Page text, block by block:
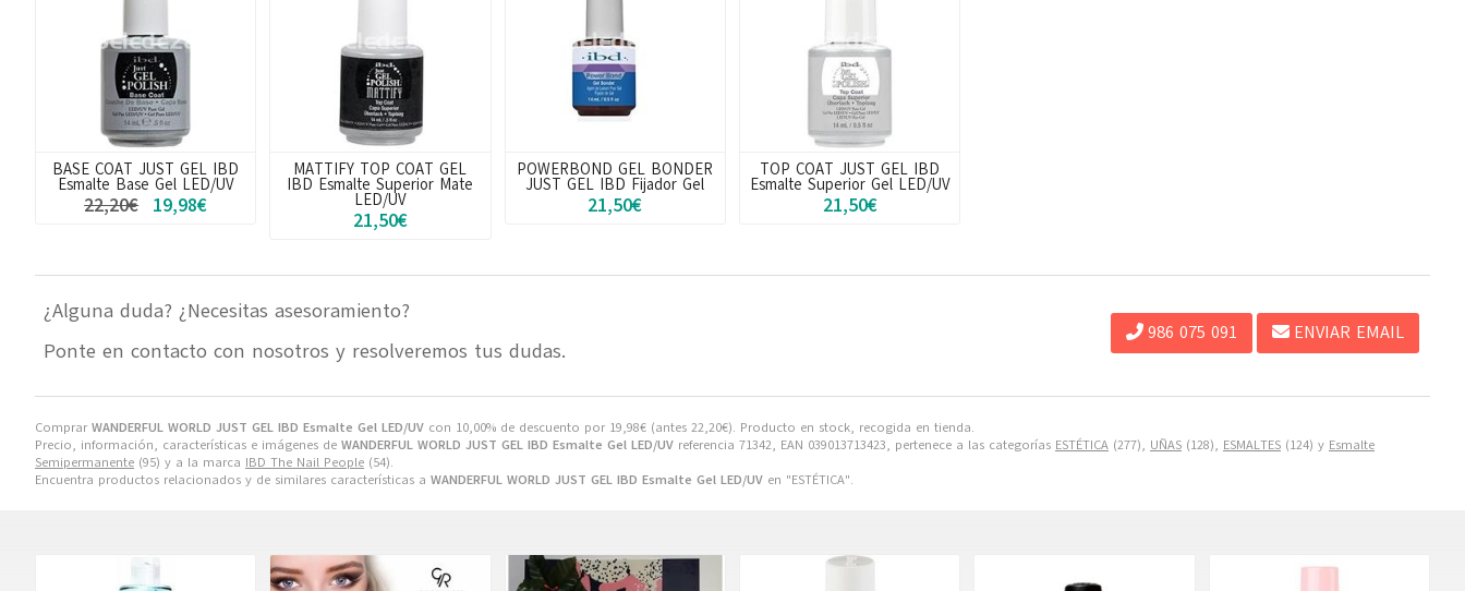
Comprar WANDERFUL WORLD JUST GEL IBD Esmalte Gel LED/UV con 10,00% de descuento por 19,98€ (antes 22,20€). Producto en stock, recogida en tienda.
Precio, información, características e imágenes de WANDERFUL WORLD JUST GEL IBD Esmalte Gel LED/UV referencia 71342, EAN 039013713423, pertenece a las categorías ESTÉTICA (277), UÑAS (128), ESMALTES (124) y Esmalte
Semipermanente (95) y a la marca IBD The Nail People (54).
Encuentra productos relacionados y de similares características a WANDERFUL WORLD JUST GEL IBD Esmalte Gel LED/UV en "ESTÉTICA".
BASE COAT JUST GEL IBD
Esmalte Base Gel LED/UV
22,20€ 19,98€
MATTIFY TOP COAT GEL
IBD Esmalte Superior Mate
LED/UV
21,50€
POWERBOND GEL BONDER
JUST GEL IBD Fijador Gel
21,50€
TOP COAT JUST GEL IBD
Esmalte Superior Gel LED/UV
21,50€
¿Alguna duda? ¿Necesitas asesoramiento?
Ponte en contacto con nosotros y resolveremos tus dudas.
986 075 091 ENVIAR EMAIL